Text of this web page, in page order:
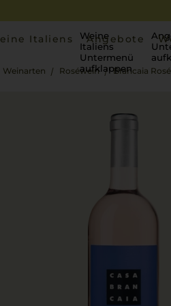
Italiens
Weine
Italiens
Untermenü
aufklappen
Angebote
Weinarten Roséwein Brancaia Rosé